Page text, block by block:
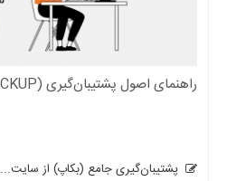
راهنمای اصول پشتیبان‌گیری (BACKUP) از سایت
پشتیبان‌گیری جامع (بکاپ) از سایت...